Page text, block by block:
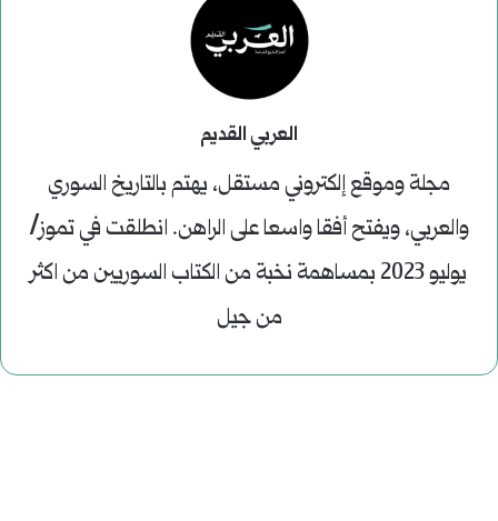
العربي القديم
مجلة وموقع إلكتروني مستقل، يهتم بالتاريخ السوري
والعربي، ويفتح أفقا واسعا على الراهن. انطلقت في تموز/
يوليو 2023 بمساهمة نخبة من الكتاب السوريين من اكثر
من جيل